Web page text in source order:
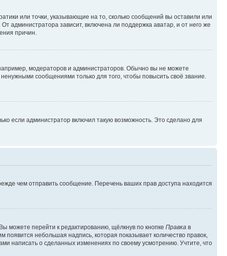
или точки, указывающие на то, сколько сообщений вы оставили или
администратора зависит, включена ли поддержка аватар, и от него же
причин.
модераторов и администраторов. Обычно вы не можете
сообщениями только для того, чтобы повысить своё звание.
если администратор включил такую возможность. Это сделано для
чем отправить сообщение. Перечень ваших прав доступа находится
можете перейти к редактированию, щёлкнув по кнопке Правка в
небольшая надпись, которая показывает количество правок,
написать о сделанных изменениях по своему усмотрению. Учтите, что